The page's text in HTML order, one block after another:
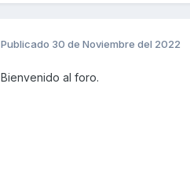
Publicado 30 de Noviembre del 2022
Bienvenido al foro.